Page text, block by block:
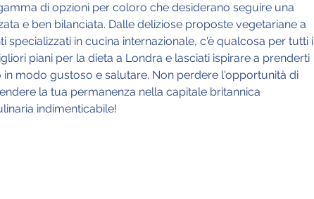
di opzioni per coloro che desiderano seguire una
e ben bilanciata. Dalle deliziose proposte vegetariane a
specializzati in cucina internazionale, c'è qualcosa per tutti i
piani per la dieta a Londra e lasciati ispirare a prenderti
in modo gustoso e salutare. Non perdere l'opportunità di
la tua permanenza nella capitale britannica
indimenticabile!